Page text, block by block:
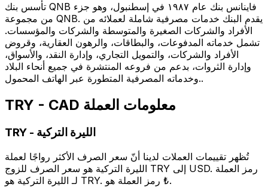
تأسس بنك QNB فاينانس بنك عام ١٩٨٧ في إسطنبول، وهو جزء
من مجموعة QNB. يقدم البنك خدمات مصرفية شاملة لعملائه من
الأفراد والشركات الصغيرة والمتوسطة والشركات والمؤسسات.
تشمل خدماته المدفوعات، والبطاقات، والرهون العقارية، وقروض
الأفراد والشركات، والتمويل التجاري، وإدارة النقد، والأسواق،
وإدارة الثروات، بدعم من فروعه المنتشرة في جميع أنحاء البلاد
وخدماته المصرفية المتطورة عبر الهاتف المحمول..
TRY - CAD معلومات العملة
TRY - الليرة التركية
تُظهر تقييمات العملات لدينا أنّ سعر الصرف الأكثر رواجًا لعملة
الليرة التركية هو سعر الصرف للزوج TRY إلى USD. رمز العملة
لـ الليرة التركية هو TRY. رمز العملة هو ₺.